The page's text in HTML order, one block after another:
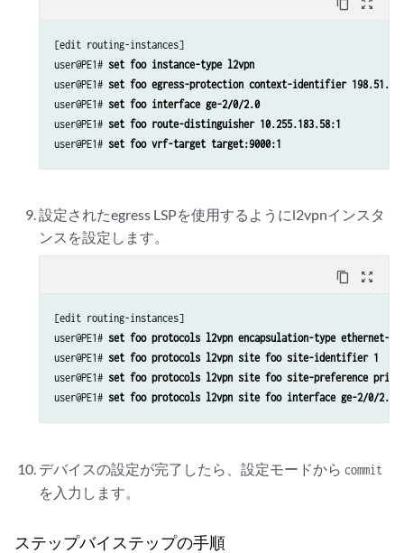
content_copy zoom_out_map
[edit routing-instances]
user@PE1# set foo instance-type l2vpn
user@PE1# set foo egress-protection context-identifier
user@PE1# set foo interface ge-2/0/2.0
user@PE1# set foo route-distinguisher 10.255.183.58:1
user@PE1# set foo vrf-target target:9000:1
設定されたegress LSPを使用するようにl2vpnインスタ
ンスを設定します。
content_copy zoom_out_map
[edit routing-instances]
user@PE1# set foo protocols l2vpn encapsulation-type ethernet-
user@PE1# set foo protocols l2vpn site foo site-identifier 1
user@PE1# set foo protocols l2vpn site foo site-preference
user@PE1# set foo protocols l2vpn site foo interface ge-2/0/2.0
デバイスの設定が完了したら、設定モードから commit
を入力します。
ステップバイステップの手順